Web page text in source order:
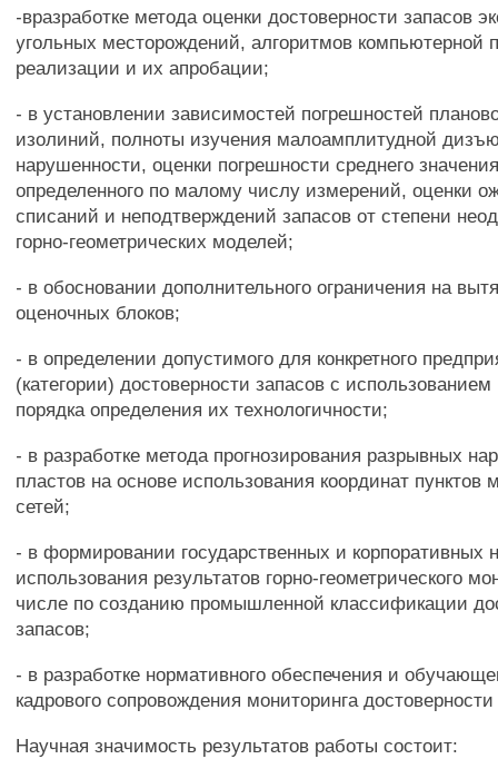
-вразработке метода оценки достоверности запасов
угольных месторождений, алгоритмов компьютерной
реализации и их апробации;
- в установлении зависимостей погрешностей
изолиний, полноты изучения малоамплитудной
нарушенности, оценки погрешности среднего
определенного по малому числу измерений, оценки
списаний и неподтверждений запасов от степени
горно-геометрических моделей;
- в обосновании дополнительного ограничения на
оценочных блоков;
- в определении допустимого для конкретного
(категории) достоверности запасов с
порядка определения их технологичности;
- в разработке метода прогнозирования разрывных
пластов на основе использования координат пунктов
сетей;
- в формировании государственных и корпоративных
использования результатов горно-геометрического
числе по созданию промышленной классификации
запасов;
- в разработке нормативного обеспечения и
кадрового сопровождения мониторинга
Научная значимость результатов работы состоит: